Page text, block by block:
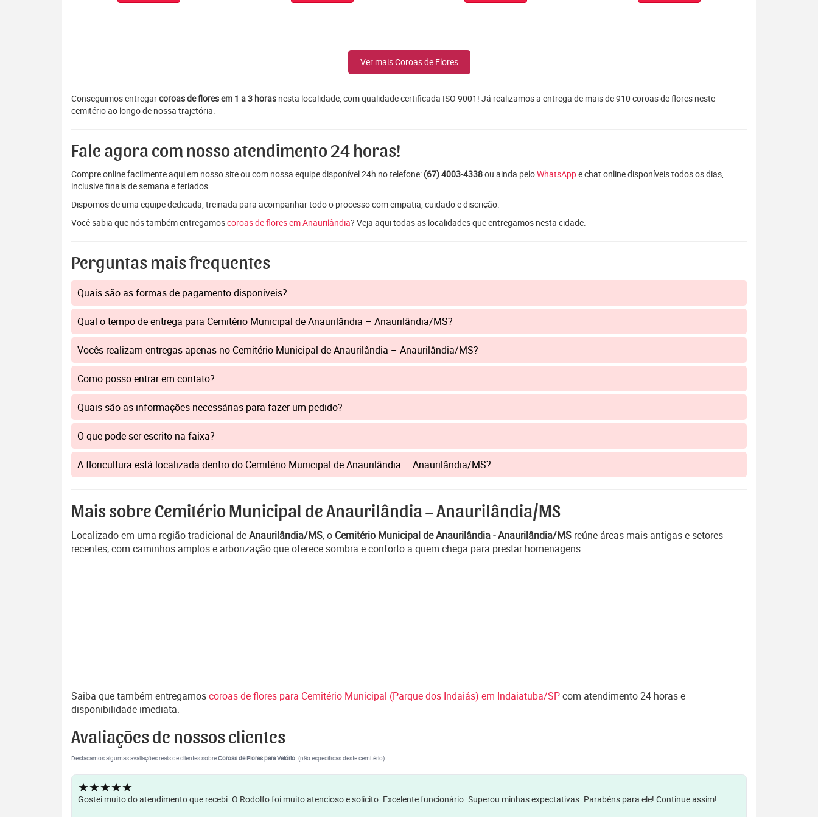
Ver mais Coroas de Flores
Conseguimos entregarcoroas de flores em 1 a 3 horas nesta localidade, com qualidade certificada ISO 9001! Já realizamos a entrega de mais de 910 coroas de flores neste
cemitério ao longo de nossa trajetória.
Fale agora com nosso atendimento 24 horas!
Compre online facilmente aqui em nosso site ou com nossa equipe disponível 24h no telefone: (67) 4003-4338ou ainda peloWhatsAppe chat online disponíveis todos os dias,
inclusive finais de semana e feriados.
Dispomos de uma equipe dedicada, treinada para acompanhar todo o processo com empatia, cuidado e discrição.
Você sabia que nós também entregamoscoroas de flores em Anaurilândia? Veja aqui todas as localidades que entregamos nesta cidade.
Perguntas mais frequentes
Quais são as formas de pagamento disponíveis?
Qual o tempo de entrega para Cemitério Municipal de Anaurilândia – Anaurilândia/MS?
Vocês realizam entregas apenas no Cemitério Municipal de Anaurilândia – Anaurilândia/MS?
Como posso entrar em contato?
Quais são as informações necessárias para fazer um pedido?
O que pode ser escrito na faixa?
A floricultura está localizada dentro do Cemitério Municipal de Anaurilândia – Anaurilândia/MS?
Mais sobre Cemitério Municipal de Anaurilândia – Anaurilândia/MS
Localizado em uma região tradicional deAnaurilândia/MS, o Cemitério Municipal de Anaurilândia - Anaurilândia/MS reúne áreas mais antigas e setores
recentes, com caminhos amplos e arborização que oferece sombra e conforto a quem chega para prestar homenagens.
Saiba que também entregamoscoroas de flores para Cemitério Municipal (Parque dos Indaiás) em Indaiatuba/SPcom atendimento 24 horas e
disponibilidade imediata.
Avaliações de nossos clientes
Destacamos algumas avaliações reais de clientes sobreCoroas de Flores para Velório. (não específicas deste cemitério).
★★★★★
Gostei muito do atendimento que recebi. O Rodolfo foi muito atencioso e solícito. Excelente funcionário. Superou minhas expectativas. Parabéns para ele! Continue assim!